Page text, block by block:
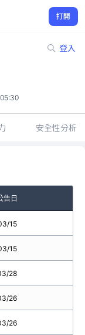
打開
登入
安全性分析
告日
15
15
28
26
26